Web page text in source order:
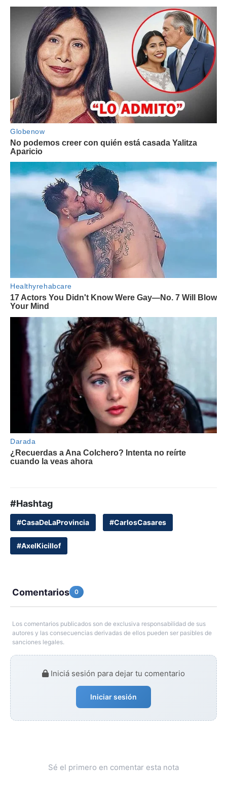
#Hashtag
#CasaDeLaProvincia #CarlosCasares
#AxelKicillof
Comentarios 0
Los comentarios publicados son de exclusiva responsabilidad de sus
autores y las consecuencias derivadas de ellos pueden ser pasibles de
sanciones legales.
Iniciá sesión para dejar tu comentario
Iniciar sesión
Sé el primero en comentar esta nota